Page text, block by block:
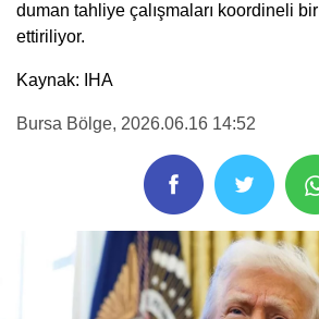
duman tahliye çalışmaları koordineli
ettiriliyor.
Kaynak: IHA
Bursa Bölge, 2026.06.16 14:52